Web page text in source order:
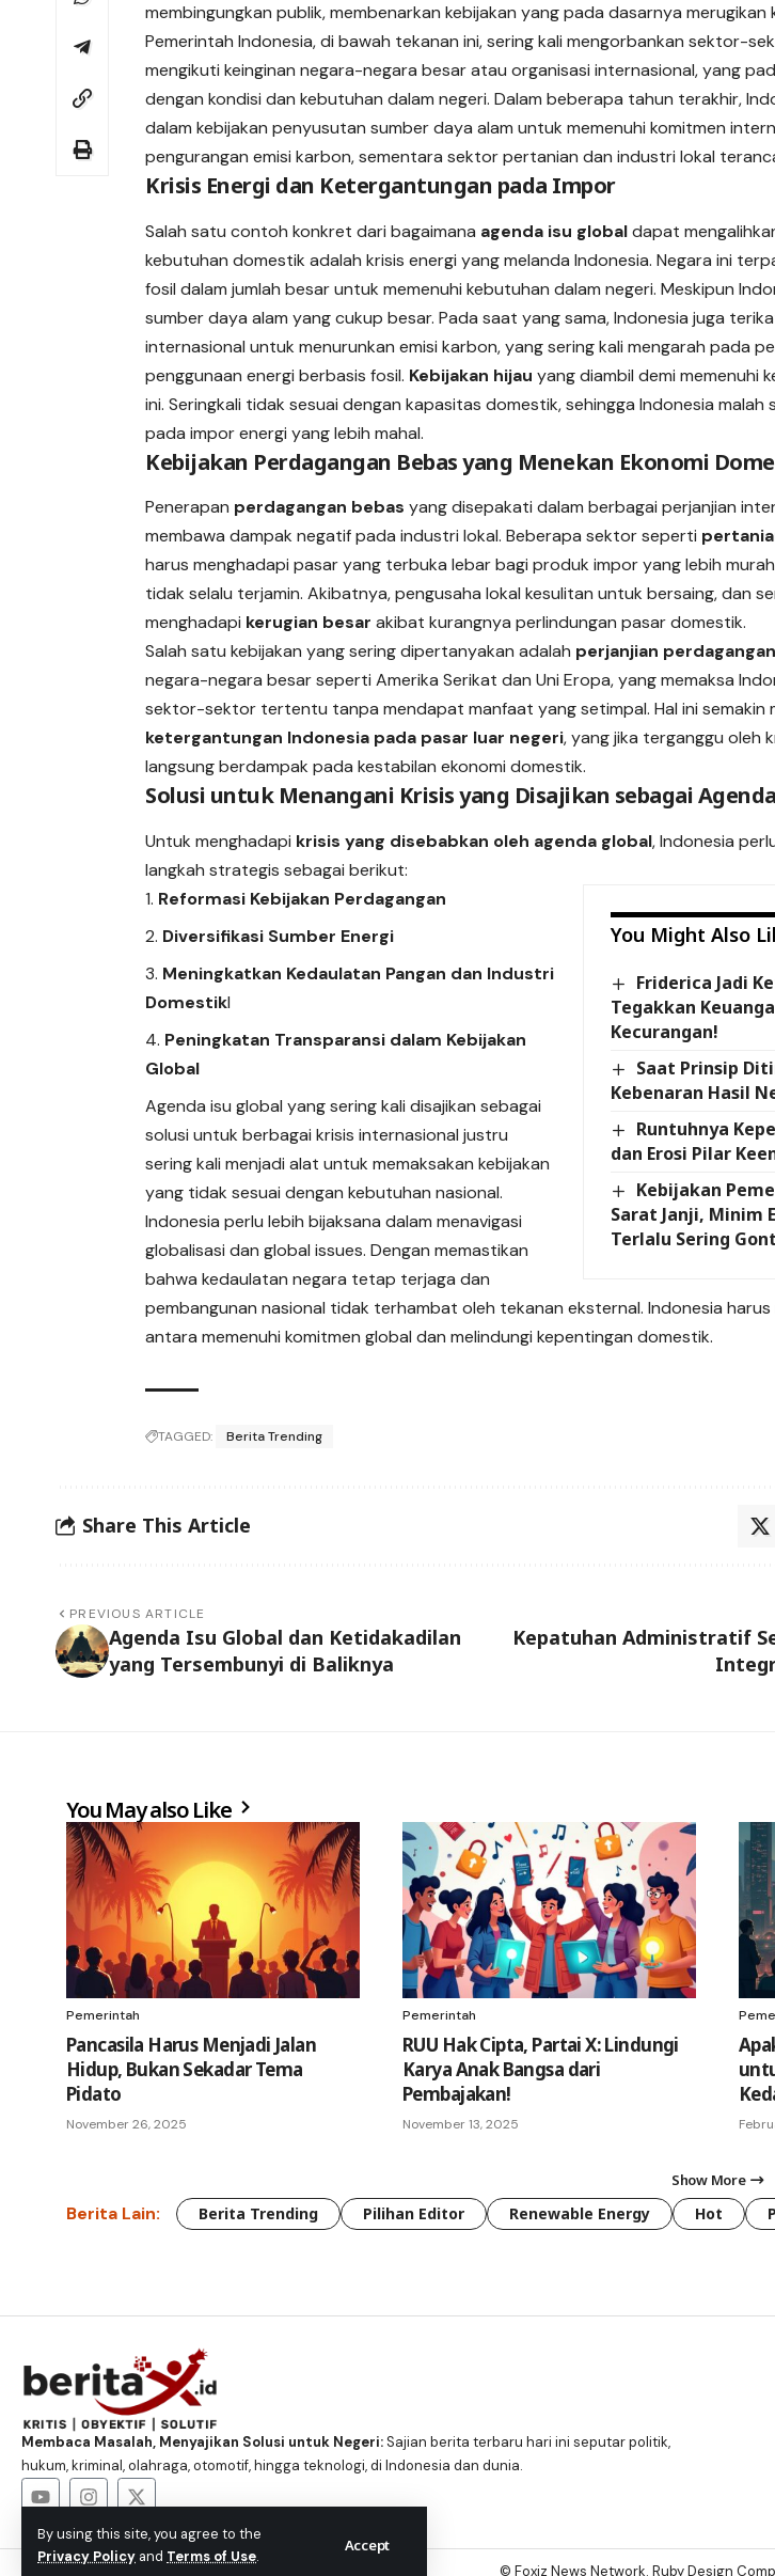
By using this site, you agree to the
Privacy Policy and Terms of Use.
Accept
membingungkan publik, membenarkan kebijakan yang pada dasarnya merugikan
Pemerintah Indonesia, di bawah tekanan ini, sering kali mengorbankan sektor-
mengikuti keinginan negara-negara besar atau organisasi internasional, yang
dengan kondisi dan kebutuhan dalam negeri. Dalam beberapa tahun terakhir,
dalam kebijakan penyusutan sumber daya alam untuk memenuhi komitmen
pengurangan emisi karbon, sementara sektor pertanian dan industri lokal
Krisis Energi dan Ketergantungan pada Impor
Salah satu contoh konkret dari bagaimana agenda isu globaldapat
kebutuhan domestik adalah krisis energi yang melanda Indonesia. Negara ini
fosil dalam jumlah besar untuk memenuhi kebutuhan dalam negeri. Meskipun
sumber daya alam yang cukup besar. Pada saat yang sama, Indonesia juga
internasional untuk menurunkan emisi karbon, yang sering kali mengarah pada
penggunaan energi berbasis fosil. Kebijakan hijau yang diambil demi memenuhi
ini. Seringkali tidak sesuai dengan kapasitas domestik, sehingga Indonesia malah
pada impor energi yang lebih mahal.
Kebijakan Perdagangan Bebas yang Menekan Ekonomi
Penerapan perdagangan bebas yang disepakati dalam berbagai perjanjian
membawa dampak negatif pada industri lokal. Beberapa sektor seperti
harus menghadapi pasar yang terbuka lebar bagi produk impor yang lebih
tidak selalu terjamin. Akibatnya, pengusaha lokal kesulitan untuk bersaing, dan
menghadapi kerugian besar akibat kurangnya perlindungan pasar domestik.
Salah satu kebijakan yang sering dipertanyakan adalah perjanjian
negara-negara besar seperti Amerika Serikat dan Uni Eropa, yang memaksa
sektor-sektor tertentu tanpa mendapat manfaat yang setimpal. Hal ini semakin
ketergantungan Indonesia pada pasar luar negeri, yang jika terganggu oleh
langsung berdampak pada kestabilan ekonomi domestik.
Solusi untuk Menangani Krisis yang Disajikan sebagai
Untuk menghadapi krisis yang disebabkan oleh agenda global, Indonesia
langkah strategis sebagai berikut:
You Might Also
Friderica Jadi
Tegakkan
Kecurangan!
Saat Prinsip
Kebenaran Hasil
Runtuhnya
dan Erosi Pilar
Kebijakan
Sarat Janji, Minim
Terlalu Sering
Reformasi Kebijakan Perdagangan
Diversifikasi Sumber Energi
Meningkatkan Kedaulatan Pangan dan Industri
Domestikl
Peningkatan Transparansi dalam Kebijakan
Global
Agenda isu global yang sering kali disajikan sebagai
solusi untuk berbagai krisis internasional justru
sering kali menjadi alat untuk memaksakan kebijakan
yang tidak sesuai dengan kebutuhan nasional.
Indonesia perlu lebih bijaksana dalam menavigasi
globalisasi dan global issues. Dengan memastikan
bahwa kedaulatan negara tetap terjaga dan
pembangunan nasional tidak terhambat oleh tekanan eksternal. Indonesia harus
antara memenuhi komitmen global dan melindungi kepentingan domestik.
TAGGED: Berita Trending
Share This Article
PREVIOUS ARTICLE
Agenda Isu Global dan Ketidakadilan
yang Tersembunyi di Baliknya
Kepatuhan Administratif
You May also Like
Pemerintah
Pancasila Harus Menjadi Jalan
Hidup, Bukan Sekadar Tema
Pidato
November 26, 2025
Pemerintah
RUU Hak Cipta, Partai X: Lindungi
Karya Anak Bangsa dari
Pembajakan!
November 13, 2025
Show More
Berita Lain: Berita Trending Pilihan Editor Renewable Energy Hot
Membaca Masalah, Menyajikan Solusi untuk Negeri:Sajian berita terbaru hari ini seputar politik,
hukum, kriminal, olahraga, otomotif, hingga teknologi, di Indonesia dan dunia.
© Foxiz News Network. Ruby Design